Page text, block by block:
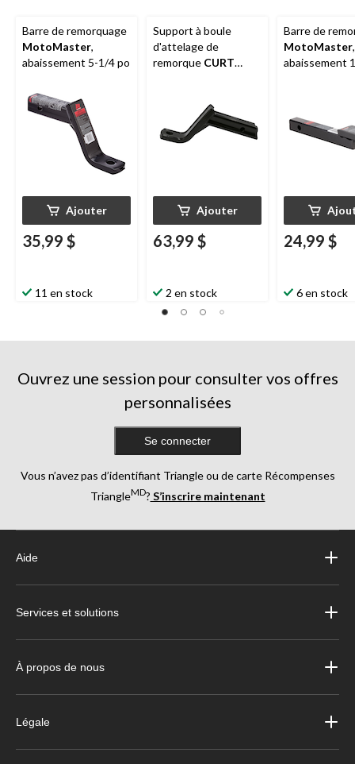
Barre de remorquage
MotoMaster,
abaissement 5-1/4 po
Ajouter
35,99 $
11 en stock
Support à boule
d'attelage de
remorque CURT
abaissement de 6 po,
élévation de 4 po
Ajouter
63,99 $
2 en stock
Barre de
MotoMaster,
abaissement
24,99 $
6 en stock
Ouvrez une session pour consulter vos offres
personnalisées
Se connecter
Vous n’avez pas d’identifiant Triangle ou de carte Récompenses
TriangleMD? S’inscrire maintenant
Aide
Services et solutions
À propos de nous
Légale